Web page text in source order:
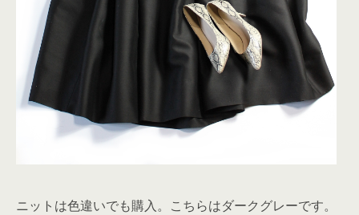
ニットは色違いでも購入。こちらはダークグレーです。